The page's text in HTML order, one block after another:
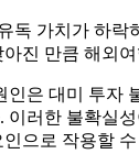
독 가치가 하락
진 만큼 해외
은 대미 투자
이러한 불확실
으로 작용할